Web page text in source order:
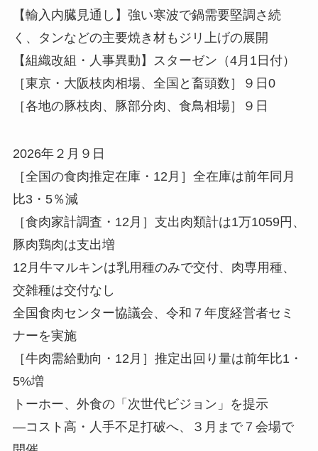
【輸入内臓見通し】強い寒波で鍋需要堅調さ続
く、タンなどの主要焼き材もジリ上げの展開
【組織改組・人事異動】スターゼン（4月1日付）
［東京・大阪枝肉相場、全国と畜頭数］９日0
［各地の豚枝肉、豚部分肉、食鳥相場］９日
2026年２月９日
［全国の食肉推定在庫・12月］全在庫は前年同月
比3・5％減
［食肉家計調査・12月］支出肉類計は1万1059円、
豚肉鶏肉は支出増
12月牛マルキンは乳用種のみで交付、肉専用種、
交雑種は交付なし
全国食肉センター協議会、令和７年度経営者セミ
ナーを実施
［牛肉需給動向・12月］推定出回り量は前年比1・
5%増
トーホー、外食の「次世代ビジョン」を提示
—コスト高・人手不足打破へ、３月まで７会場で